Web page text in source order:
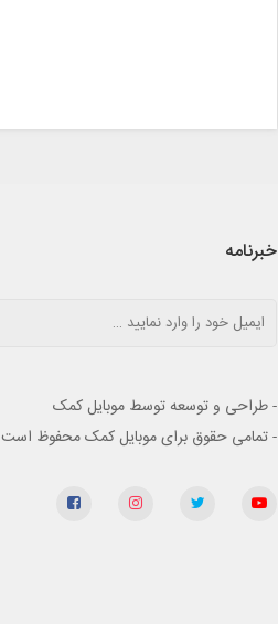
خبرنامه
- طراحی و توسعه توسط موبایل کمک
- تمامی حقوق برای موبایل کمک محفوظ است